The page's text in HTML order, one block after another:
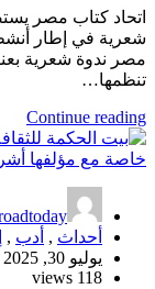
اتحاد كتاب مصر
شعرية في إطار
مصر ندوة شعرية
تنظمها…
Continue reading
أحداث , أدب ,
يوليو 30, 2025
118 views